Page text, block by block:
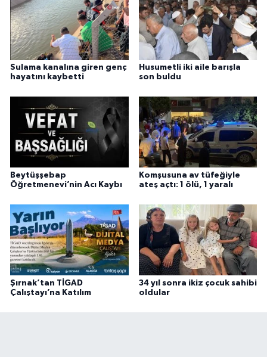
Sulama kanalına giren genç
hayatını kaybetti
Husumetli iki aile barışla
son buldu
Beytüşşebap
Öğretmenevi’nin Acı Kaybı
Komşusuna av tüfeğiyle
ateş açtı: 1 ölü, 1 yaralı
Şırnak’tan TİGAD
Çalıştayı’na Katılım
34 yıl sonra ikiz çocuk sahibi
oldular